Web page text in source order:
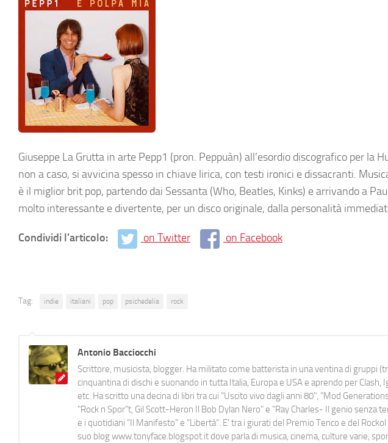
Giuseppe La Grutta in arte Pepp1 (pron. Peppuàn) all’esordio discografico per la
non a caso, si avvicina spesso in chiave lirica, con testi ironici e dissacranti.
è il miglior brit pop, partendo dai Sessanta (Who, Beatles, Kinks) e arrivando a
molto interessante e divertente, per un disco originale, dalla personalità
Condividi l'articolo: on Twitter on Facebook
Tag: indie italiani pop psichedelia rock
Antonio Bacciocchi
Scrittore, musicista, blogger. Ha militato come batterista in una ventina di gruppi
cinquantina di dischi e suonando in tutta Italia, Europa e USA e aprendo per
etc. Ha scritto una decina di libri tra cui "Uscito vivo dagli anni 80", "Mod
"Rock n Spor"t, Gil Scott-Heron Il Bob Dylan Nero" e "Ray Charles- Il genio senza
e i quotidiani “Il Manifesto” e “Libertà”. E' tra i giurati del Premio Tenco e del
suo blog www.tonyface.blogspot.it dove parla di musica, cinema, culture varie,